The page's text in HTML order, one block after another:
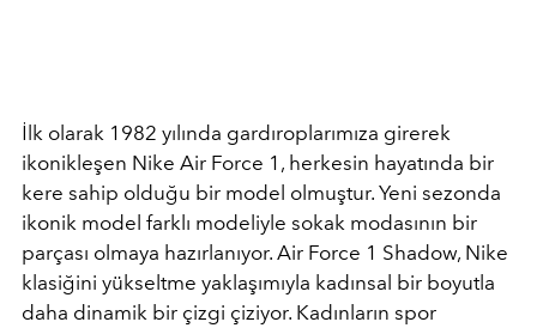
İlk olarak 1982 yılında gardıroplarımıza girerek
ikonikleşen Nike Air Force 1, herkesin hayatında bir
kere sahip olduğu bir model olmuştur. Yeni sezonda
ikonik model farklı modeliyle sokak modasının bir
parçası olmaya hazırlanıyor. Air Force 1 Shadow, Nike
klasiğini yükseltme yaklaşımıyla kadınsal bir boyutla
daha dinamik bir çizgi çiziyor. Kadınların spor